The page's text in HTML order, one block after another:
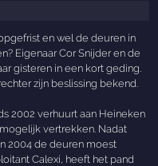
en wel de deuren in
Eigenaar Cor Snijder en de
gisteren in een kort geding.
zijn beslissing bekend.
2002 verhuurt aan Heineken
vertrekken. Nadat
2004 de deuren moest
Calexi, heeft het pand